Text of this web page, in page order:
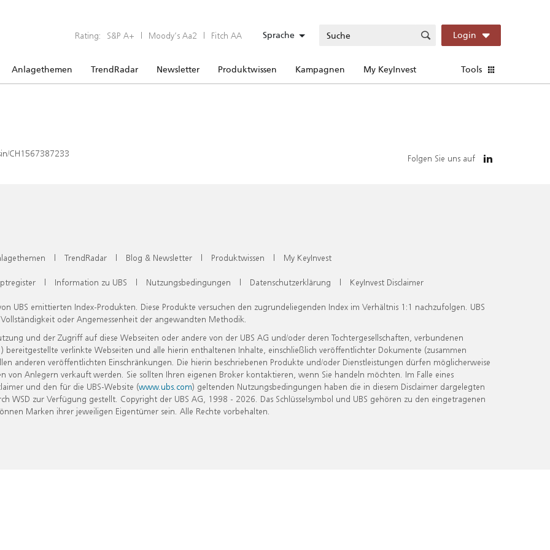
Rating: S&P A+ | Moody’s Aa2 | Fitch AA Sprache Login
Anlagethemen TrendRadar Newsletter Produktwissen Kampagnen My KeyInvest Tools
CH1567387233 Folgen Sie uns auf
| TrendRadar | Blog & Newsletter | Produktwissen | My KeyInvest
| Information zu UBS | Nutzungsbedingungen | Datenschutzerklärung | KeyInvest Disclaimer
UBS emittierten Index-Produkten. Diese Produkte versuchen den zugrundeliegenden Index im Verhältnis 1:1 nachzufolgen. UBS
oder Angemessenheit der angewandten Methodik.
und der Zugriff auf diese Webseiten oder andere von der UBS AG und/oder deren Tochtergesellschaften, verbundenen
verlinkte Webseiten und alle hierin enthaltenen Inhalte, einschließlich veröffentlichter Dokumente (zusammen
anderen veröffentlichten Einschränkungen. Die hierin beschriebenen Produkte und/oder Dienstleistungen dürfen möglicherweise
Anlegern verkauft werden. Sie sollten Ihren eigenen Broker kontaktieren, wenn Sie handeln möchten. Im Falle eines
und den für die UBS-Website (www.ubs.com) geltenden Nutzungsbedingungen haben die in diesem Disclaimer dargelegten
zur Verfügung gestellt. Copyright der UBS AG, 1998 - 2026. Das Schlüsselsymbol und UBS gehören zu den eingetragenen
Marken ihrer jeweiligen Eigentümer sein. Alle Rechte vorbehalten.